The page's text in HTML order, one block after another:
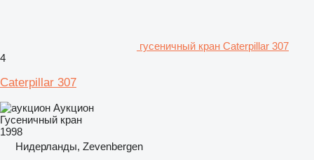
гусеничный кран Caterpillar 307
4
Caterpillar 307
Аукцион
Гусеничный кран
1998
Нидерланды, Zevenbergen